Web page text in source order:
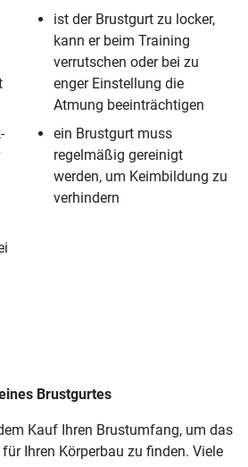
ist der Brustgurt zu locker,
kann er beim Training
verrutschen oder bei zu
enger Einstellung die
Atmung beeinträchtigen
ein Brustgurt muss
regelmäßig gereinigt
werden, um Keimbildung zu
verhindern
Brustgurtes
Kauf Ihren Brustumfang, um das
Ihren Körperbau zu finden. Viele